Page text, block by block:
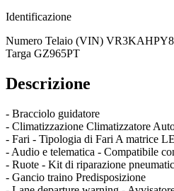
Identificazione
Numero Telaio (VIN)
Targa GZ965PT
Descrizione
- Bracciolo guidatore
- Climatizzazione Climatizzatore
- Fari - Tipologia di Fari A matrice
- Audio e telematica - Compatibile
- Ruote - Kit di riparazione
- Gancio traino Predisposizione